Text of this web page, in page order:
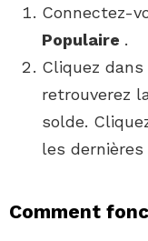
Connectez-
Populaire .
Cliquez
retrouverez
solde.
les
Comment